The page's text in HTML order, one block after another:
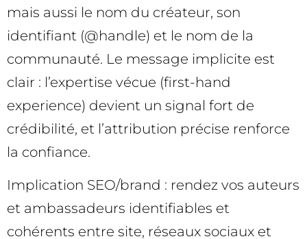
mais aussi le nom du créateur, son
identifiant (@handle) et le nom de la
communauté. Le message implicite est
clair : l’expertise vécue (first-hand
experience) devient un signal fort de
crédibilité, et l’attribution précise renforce
la confiance.
Implication SEO/brand : rendez vos auteurs
et ambassadeurs identifiables et
cohérents entre site, réseaux sociaux et